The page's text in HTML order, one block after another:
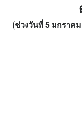
(ช่วงวันที่ 5 มกราคม